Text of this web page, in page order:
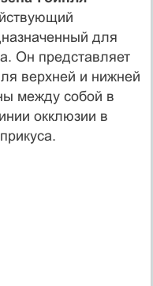
для
Он представляет
верхней и нижней
между собой в
окклюзии в